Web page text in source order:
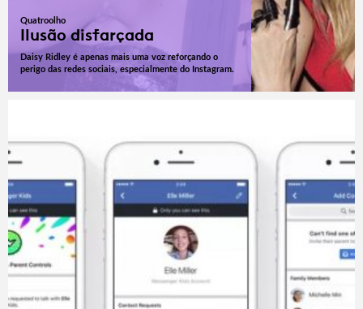
Quatroolho
Ilusão disfarçada
Daisy Ridley é apenas mais uma voz reforçando o
perigo das redes sociais, especialmente do Instagram.